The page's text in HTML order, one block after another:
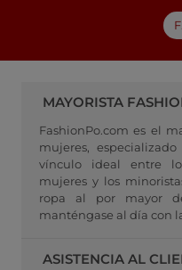
MAYORISTA
FashionPo.com es el
mujeres,
vínculo ideal entre
mujeres y los
ropa al por mayor
manténgase al día con
ASISTENCIA AL